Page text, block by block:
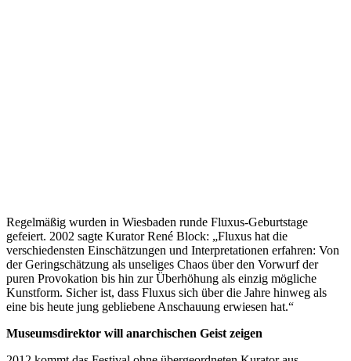
Regelmäßig wurden in Wiesbaden runde Fluxus-Geburtstage
gefeiert. 2002 sagte Kurator René Block: „Fluxus hat die
verschiedensten Einschätzungen und Interpretationen erfahren: Von
der Geringschätzung als unseliges Chaos über den Vorwurf der
puren Provokation bis hin zur Überhöhung als einzig mögliche
Kunstform. Sicher ist, dass Fluxus sich über die Jahre hinweg als
eine bis heute jung gebliebene Anschauung erwiesen hat.“
Museumsdirektor will anarchischen Geist zeigen